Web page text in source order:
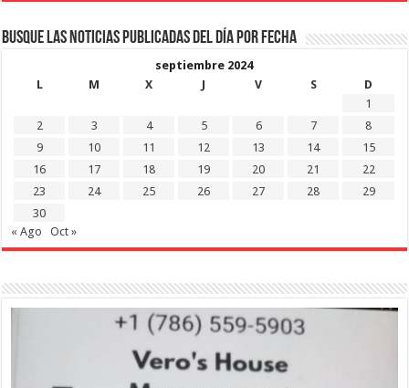
Busque las noticias publicadas del día por fecha
septiembre 2024
L
M X J V S
D
1
2
3 4 5 6 7
8
9
10 11 12 13 14
15
16
17 18 19 20 21
22
23
24 25 26 27 28
29
30
« Ago
Oct »